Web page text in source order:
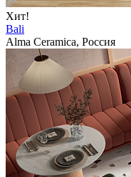
Хит!
Bali
Alma Ceramica, Россия